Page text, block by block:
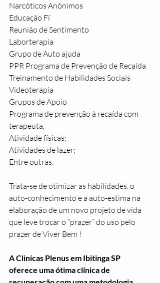
Narcóticos Anônimos
Educação Fí
Reunião de Sentimento
Laborterapia
Grupo de Auto ajuda
PPR Programa de Prevenção de Recaída
Treinamento de Habilidades Sociais
Videoterapia
Grupos de Apoio
Programa de prevenção à recaída com
terapeuta,
Atividade físicas;
Atividades de lazer;
Entre outras.
Trata-se de otimizar as habilidades, o
auto-conhecimento e a auto-estima na
elaboração de um novo projeto de vida
que leve trocar o “prazer” do uso pelo
prazer de Viver Bem !
A Clinicas Plenus em Ibitinga SP
oferece uma ótima clínica de